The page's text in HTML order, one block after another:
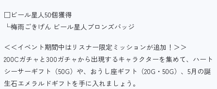
□ビール星人50個獲得
└梅雨ごきげん ビール星人ブロンズバッジ
＜＜イベント期間中はリスナー限定ミッションが追加！＞＞
200Cガチャと300ガチャから出現するキャラクターを集めて、ハート
シーサーギフト（50G）や、おうし座ギフト（20G・50G）、5月の誕
生石エメラルドギフトを手に入れましょう。